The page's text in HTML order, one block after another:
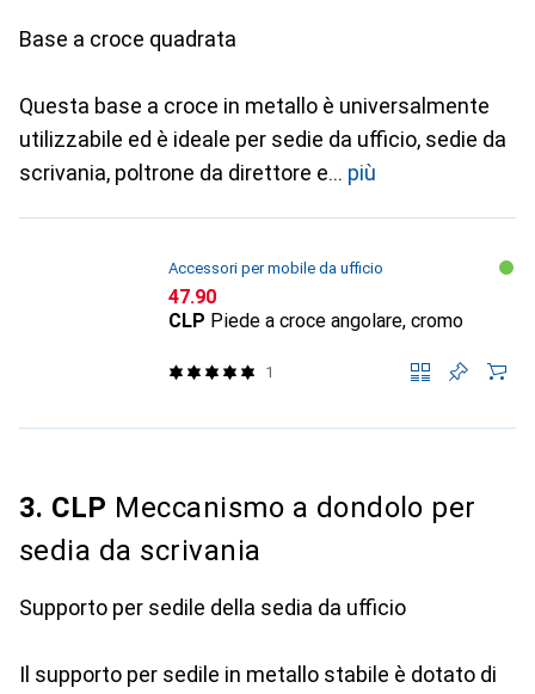
Base a croce quadrata
Questa base a croce in metallo è universalmente
utilizzabile ed è ideale per sedie da ufficio, sedie da
scrivania, poltrone da direttore e
più
Accessori per mobile da ufficio
CHF
47.90
CLP Piede a croce angolare, cromo
1
3. CLP Meccanismo a dondolo per
sedia da scrivania
Supporto per sedile della sedia da ufficio
Il supporto per sedile in metallo stabile è dotato di